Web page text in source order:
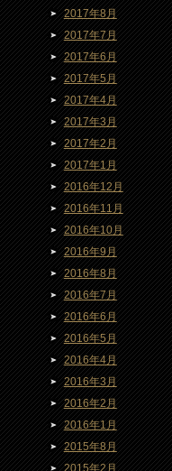
2017年8月
2017年7月
2017年6月
2017年5月
2017年4月
2017年3月
2017年2月
2017年1月
2016年12月
2016年11月
2016年10月
2016年9月
2016年8月
2016年7月
2016年6月
2016年5月
2016年4月
2016年3月
2016年2月
2016年1月
2015年8月